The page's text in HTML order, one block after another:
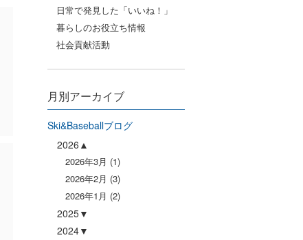
日常で発見した「いいね！」
暮らしのお役立ち情報
社会貢献活動
月別アーカイブ
Ski&Baseballブログ
2026
2026年3月 (1)
2026年2月 (3)
2026年1月 (2)
2025
2024